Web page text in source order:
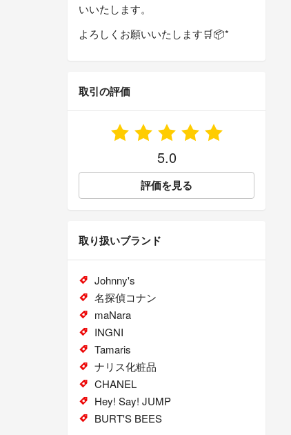
いいたします。
よろしくお願いいたします🛒📦*
取引の評価
5.0
評価を見る
取り扱いブランド
Johnny's
名探偵コナン
maNara
INGNI
Tamaris
ナリス化粧品
CHANEL
Hey! Say! JUMP
BURT'S BEES